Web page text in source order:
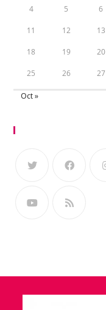
4 5 6
11 12 13
18 19 20
25 26 27
Oct »